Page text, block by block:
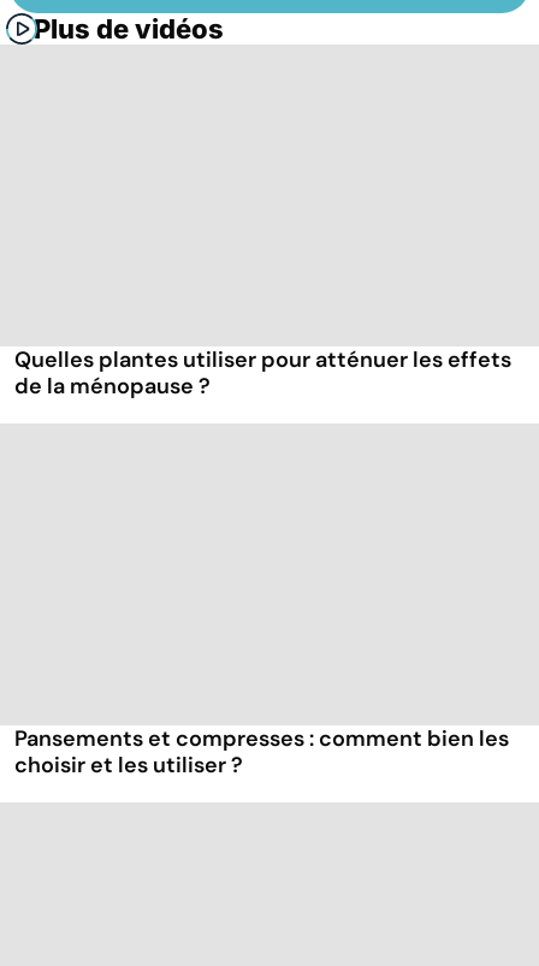
Plus de vidéos
Quelles plantes utiliser pour atténuer les effets
de la ménopause ?
Pansements et compresses : comment bien les
choisir et les utiliser ?